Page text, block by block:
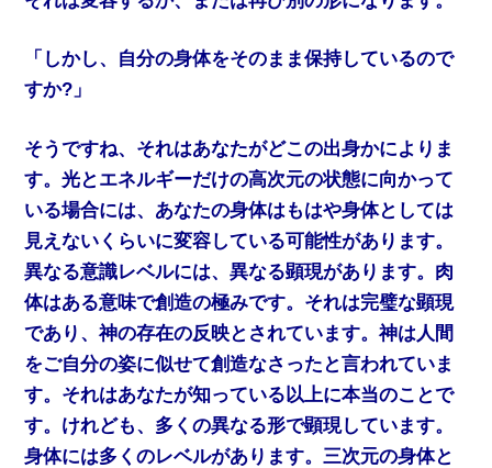
「しかし、自分の身体をそのまま保持しているので
すか?」
そうですね、それはあなたがどこの出身かによりま
す。光とエネルギーだけの高次元の状態に向かって
いる場合には、あなたの身体はもはや身体としては
見えないくらいに変容している可能性があります。
異なる意識レベルには、異なる顕現があります。肉
体はある意味で創造の極みです。それは完璧な顕現
であり、神の存在の反映とされています。神は人間
をご自分の姿に似せて創造なさったと言われていま
す。それはあなたが知っている以上に本当のことで
す。けれども、多くの異なる形で顕現しています。
身体には多くのレベルがあります。三次元の身体と